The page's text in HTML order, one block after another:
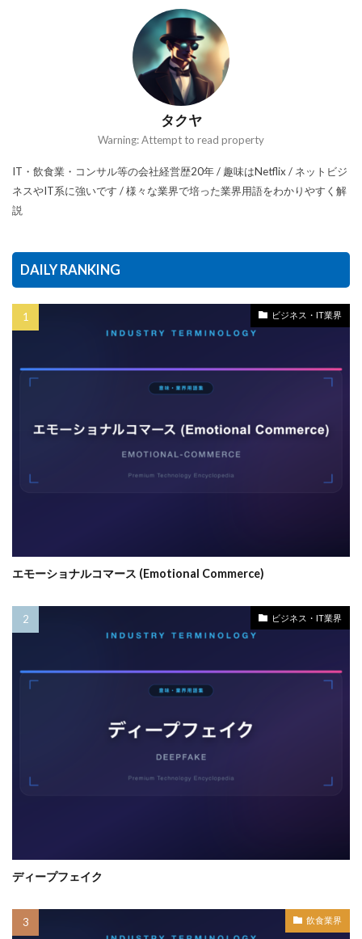
タクヤ
Warning: Attempt to read property
IT・飲食業・コンサル等の会社経営歴20年 / 趣味はNetflix / ネットビジ
ネスやIT系に強いです / 様々な業界で培った業界用語をわかりやすく解
説
DAILY RANKING
ビジネス・IT業界
エモーショナルコマース (Emotional Commerce)
ビジネス・IT業界
ディープフェイク
飲食業界